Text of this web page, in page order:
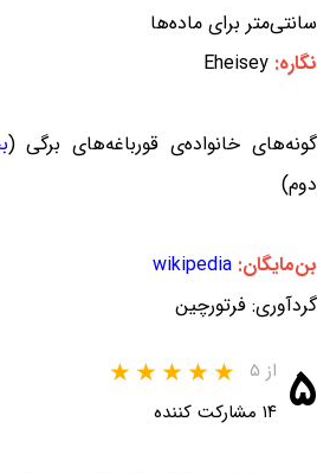
سانتی‌متر برای ماده‌ها
نگاره: Eheisey
گونه‌های خانواده‌ی قورباغه‌های برگی (
دوم)
بن‌مایگان: wikipedia
گردآوری: فرتورچین
۵ از ۵
۱۴ مشارکت کننده